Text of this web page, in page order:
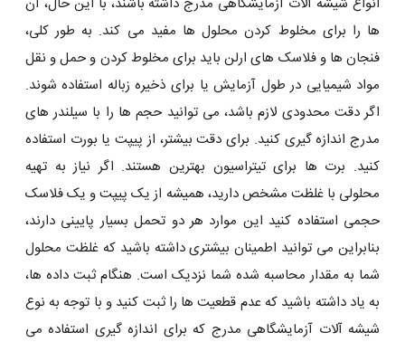
ها را برای مخلوط کردن محلول ها مفید می کند. به طور کلی،
فنجان ها و فلاسک های ارلن باید برای مخلوط کردن و حمل و نقل
مواد شیمیایی در طول آزمایش یا برای ذخیره زباله استفاده شوند.
اگر دقت محدودی لازم باشد، می توانید حجم ها را با سیلندر های
مدرج اندازه گیری کنید. برای دقت بیشتر، از پیپت یا بورت استفاده
کنید. برت ها برای تیتراسیون بهترین هستند. اگر نیاز به تهیه
محلولی با غلظت مشخص دارید، همیشه از یک پیپت و یک فلاسک
حجمی استفاده کنید این موارد هر دو تحمل بسیار پایینی دارند،
بنابراین می توانید اطمینان بیشتری داشته باشید که غلظت محلول
شما به مقدار محاسبه شده شما نزدیک است. هنگام ثبت داده‌ ها،
به یاد داشته باشید که عدم قطعیت ‌ها را ثبت کنید و با توجه به نوع
شیشه آلات آزمایشگاهی مدرج که برای اندازه ‌گیری استفاده می‌